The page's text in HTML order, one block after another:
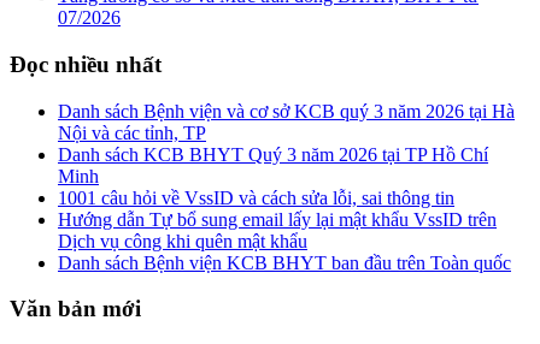
07/2026
Đọc nhiều nhất
Danh sách Bệnh viện và cơ sở KCB quý 3 năm 2026 tại Hà
Nội và các tỉnh, TP
Danh sách KCB BHYT Quý 3 năm 2026 tại TP Hồ Chí
Minh
1001 câu hỏi về VssID và cách sửa lỗi, sai thông tin
Hướng dẫn Tự bổ sung email lấy lại mật khẩu VssID trên
Dịch vụ công khi quên mật khẩu
Danh sách Bệnh viện KCB BHYT ban đầu trên Toàn quốc
Văn bản mới